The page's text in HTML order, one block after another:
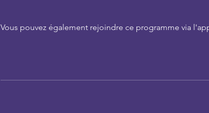
Vous pouvez également rejoindre ce programme via